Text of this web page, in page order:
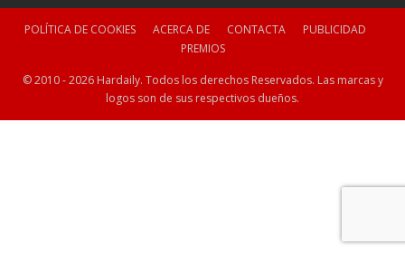
POLÍTICA DE COOKIES ACERCA DE CONTACTA
PUBLICIDAD
PREMIOS
© 2010 - 2026 Hardaily. Todos los derechos Reservados. Las marcas y
logos son de sus respectivos dueños.